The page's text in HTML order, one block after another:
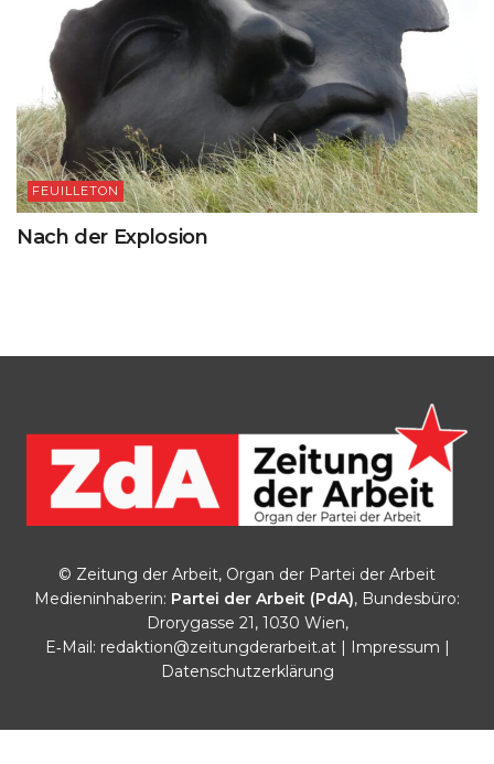
FEUILLETON
Nach der Explosion
© Zeitung der Arbeit, Organ der Partei der Arbeit
Medieninhaberin: Partei der Arbeit (PdA), Bundesbüro:
Drorygasse 21, 1030 Wien,
E‑Mail: redaktion@zeitungderarbeit.at| Impressum |
Datenschutzerklärung